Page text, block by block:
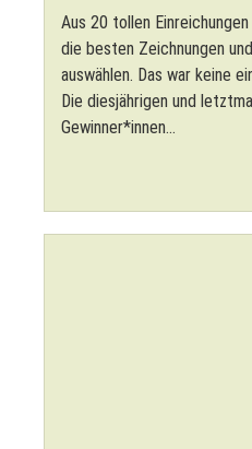
Aus 20 tollen
die besten Zeichnungen
auswählen. Das war keine
Die diesjährigen und
Gewinner*innen...